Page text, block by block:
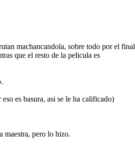
machancandola, sobre todo por el final
que el resto de la pelicula es
es basura, asi se le ha calificado)
maestra, pero lo hizo.